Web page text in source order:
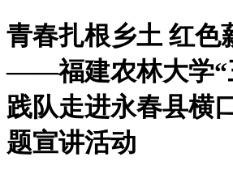
青春扎根乡土 红色
——福建农林大学“
践队走进永春县横
题宣讲活动